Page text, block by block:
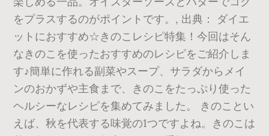
をプラスするのがポイントです。, 出典： ダイエ
ットにおすすめ☆きのこレシピ特集！今回はそん
なきのこを使ったおすすめのレシピをご紹介しま
す♪簡単に作れる副菜やスープ、サラダからメイ
ンのおかずや主食まで、きのこをたっぷり使った
ヘルシーなレシピを集めてみました。 きのことい
えば、秋を代表する味覚の1つですよね。きのこは